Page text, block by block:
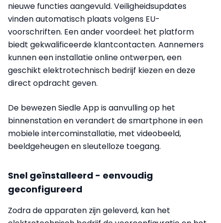
nieuwe functies aangevuld. Veiligheidsupdates
vinden automatisch plaats volgens EU-
voorschriften. Een ander voordeel: het platform
biedt gekwalificeerde klantcontacten. Aannemers
kunnen een installatie online ontwerpen, een
geschikt elektrotechnisch bedrijf kiezenen deze
direct opdracht geven.
De bewezen Siedle App is aanvulling op het
binnenstation en verandert de smartphone in een
mobiele intercominstallatie, met videobeeld,
beeldgeheugen en sleutelloze toegang.
Snel geïnstalleerd - eenvoudig
geconfigureerd
Zodra de apparaten zijn geleverd, kan het